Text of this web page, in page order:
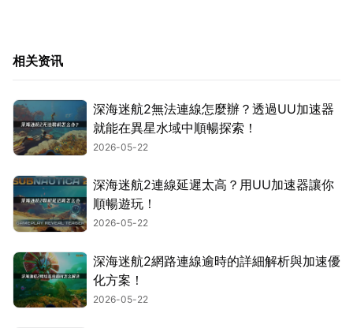
相关资讯
深海迷航2無法連線怎麼辦？透過UU加速器
就能在異星水域中順暢探索！
2026-05-22
深海迷航2連線延遲太高？用UU加速器讓你
順暢遊玩！
2026-05-22
深海迷航2網路連線逾時的詳細解析與加速優
化方案！
2026-05-22